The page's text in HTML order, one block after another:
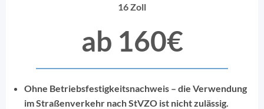
16 Zoll
ab 160€
Ohne Betriebsfestigkeitsnachweis – die Verwendung
im Straßenverkehr nach StVZO ist nicht zulässig.